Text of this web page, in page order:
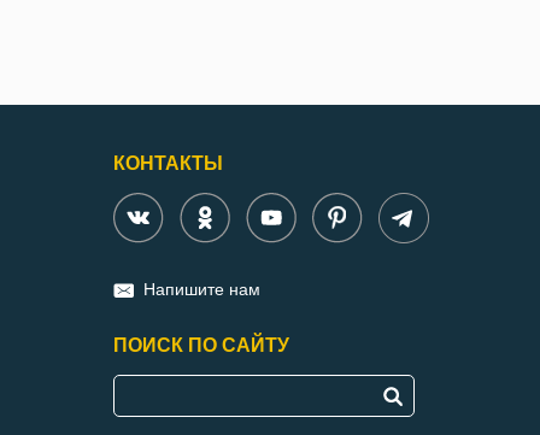
КОНТАКТЫ
Напишите нам
ПОИСК ПО САЙТУ